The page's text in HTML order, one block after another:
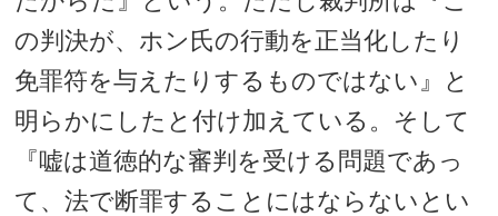
の判決が、ホン氏の行動を正当化したり
免罪符を与えたりするものではない』と
明らかにしたと付け加えている。そして
『嘘は道徳的な審判を受ける問題であっ
て、法で断罪することにはならないとい